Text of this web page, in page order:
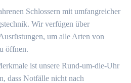
Schlossern mit umfangreicher
Wir verfügen über
um alle Arten von
öffnen.
ist unsere Rund-um-die-Uhr
dass Notfälle nicht nach